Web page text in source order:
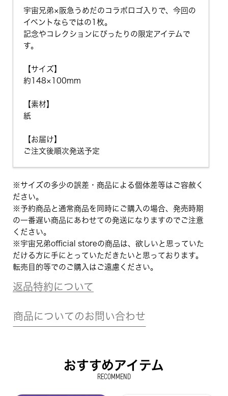
宇宙兄弟×阪急うめだのコラボロゴ入りで、今回の
イベントならではの1枚。
記念やコレクションにぴったりの限定アイテムで
す。
【サイズ】
約148×100mm
【素材】
紙
【お届け】
ご注文後順次発送予定
※サイズの多少の誤差・商品による個体差等はご容赦く
ださい。
※予約商品と通常商品を同時にご購入の場合、発売時期
の一番遅い商品にあわせての発送になりますのでご注意
ください。
※宇宙兄弟official storeの商品は、欲しいと思っていた
だける方に手にとっていただきたいと思っております。
転売目的等でのご購入はご遠慮ください。
返品特約について
商品についてのお問い合わせ
おすすめアイテム
RECOMMEND